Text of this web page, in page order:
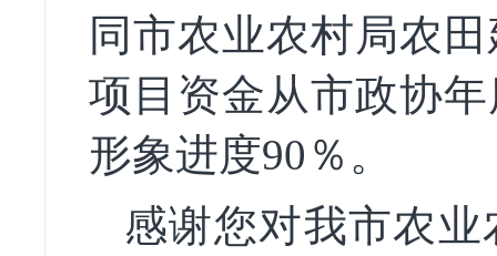
同市农业农村局农
项目资金从市政协
形象进度90 ％ 。
感谢您对我市农